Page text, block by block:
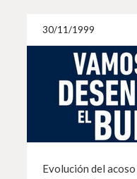
30/11/1999
Evolución del